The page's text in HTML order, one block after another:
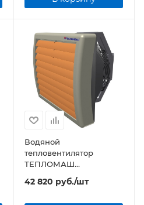
Водяной
тепловентилятор
ТЕПЛОМАШ
КЭВ-32М3,5W2 серии
MW
42 820 руб./шт